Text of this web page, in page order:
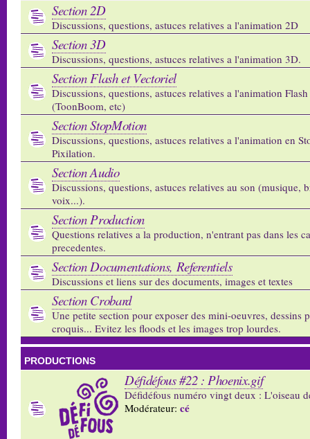
Section 2D
Discussions, questions, astuces relatives a l'animation 2D
Section 3D
Discussions, questions, astuces relatives a l'animation 3D.
Section Flash et Vectoriel
Discussions, questions, astuces relatives a l'animation
(ToonBoom, etc)
Section StopMotion
Discussions, questions, astuces relatives a l'animation en
Pixilation.
Section Audio
Discussions, questions, astuces relatives au son (musique,
voix...).
Section Production
Questions relatives a la production, n'entrant pas dans les
precedentes.
Section Documentations, Referentiels
Discussions et liens sur des documents, images et textes
Section Crobard
Une petite section pour exposer des mini-oeuvres, dessins
croquis... Evitez les floods et les images trop lourdes.
PRODUCTIONS
Défidéfous #22 : Phoenix.gif
Défidéfous numéro vingt deux : L'oiseau
Modérateur: cé